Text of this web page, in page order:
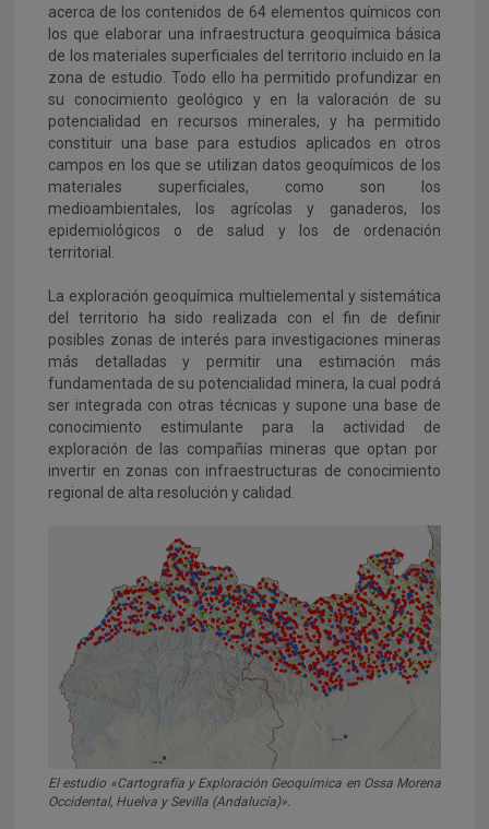
acerca de los contenidos de 64 elementos químicos con
los que elaborar una infraestructura geoquímica básica
de los materiales superficiales del territorio incluido en la
zona de estudio. Todo ello ha permitido profundizar en
su conocimiento geológico y en la valoración de su
potencialidad en recursos minerales, y ha permitido
constituir una base para estudios aplicados en otros
campos en los que se utilizan datos geoquímicos de los
materiales superficiales, como son los
medioambientales, los agrícolas y ganaderos, los
epidemiológicos o de salud y los de ordenación
territorial.
La exploración geoquímica multielemental y sistemática
del territorio ha sido realizada con el fin de definir
posibles zonas de interés para investigaciones mineras
más detalladas y permitir una estimación más
fundamentada de su potencialidad minera, la cual podrá
ser integrada con otras técnicas y supone una base de
conocimiento estimulante para la actividad de
exploración de las compañías mineras que optan por
invertir en zonas con infraestructuras de conocimiento
regional de alta resolución y calidad.
El estudio «Cartografía y Exploración Geoquímica en Ossa Morena
Occidental, Huelva y Sevilla (Andalucía)».